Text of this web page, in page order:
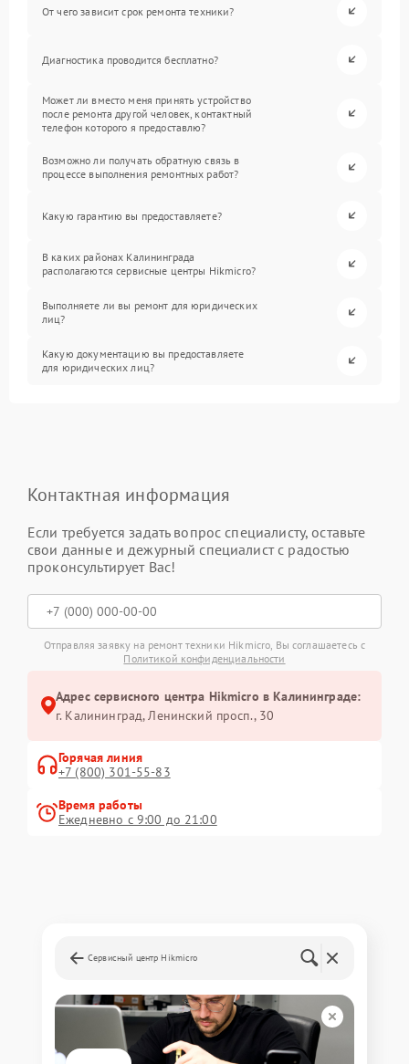
От чего зависит срок ремонта техники?
Диагностика проводится бесплатно?
Может ли вместо меня принять устройство
после ремонта другой человек, контактный
телефон которого я предоставлю?
Возможно ли получать обратную связь в
процессе выполнения ремонтных работ?
Какую гарантию вы предоставляете?
В каких районах Калининграда
располагаются сервисные центры Hikmicro?
Выполняете ли вы ремонт для юридических
лиц?
Какую документацию вы предоставляете
для юридических лиц?
Контактная информация
Если требуется задать вопрос специалисту, оставьте
свои данные и дежурный специалист с радостью
проконсультирует Вас!
Отправляя заявку на ремонт техники Hikmicro, Вы соглашаетесь с
Политикой конфиденциальности
Адрес сервисного центра Hikmicro в Калининграде:
г. Калининград, Ленинский просп., 30
Горячая линия
+7 (800) 301-55-83
Время работы
Ежедневно с 9:00 до 21:00
Сервисный центр Hikmicro